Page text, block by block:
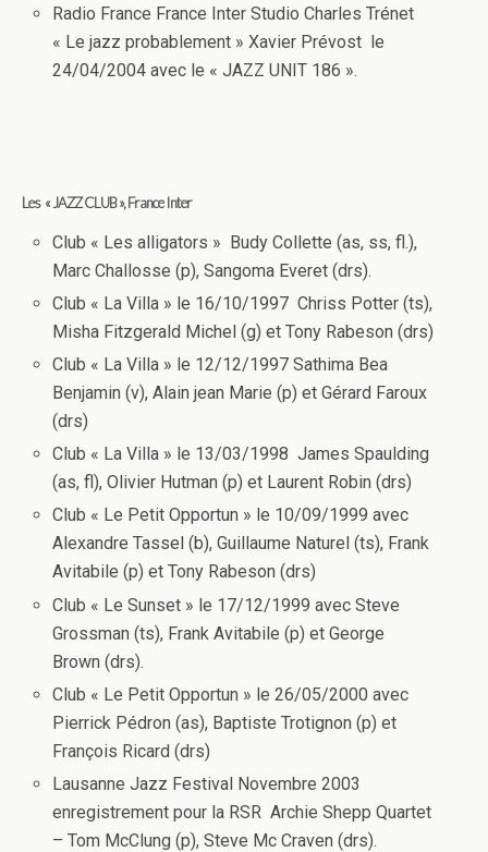
Radio France France Inter Studio Charles Trénet
« Le jazz probablement » Xavier Prévost le
24/04/2004 avec le « JAZZ UNIT 186 ».
Les « JAZZ CLUB », France Inter
Club « Les alligators » Budy Collette (as, ss, fl.),
Marc Challosse (p), Sangoma Everet (drs).
Club « La Villa » le 16/10/1997 Chriss Potter (ts),
Misha Fitzgerald Michel (g) et Tony Rabeson (drs)
Club « La Villa » le 12/12/1997 Sathima Bea
Benjamin (v), Alain jean Marie (p) et Gérard Faroux
(drs)
Club « La Villa » le 13/03/1998 James Spaulding
(as, fl), Olivier Hutman (p) et Laurent Robin (drs)
Club « Le Petit Opportun » le 10/09/1999 avec
Alexandre Tassel (b), Guillaume Naturel (ts), Frank
Avitabile (p) et Tony Rabeson (drs)
Club « Le Sunset » le 17/12/1999 avec Steve
Grossman (ts), Frank Avitabile (p) et George
Brown (drs).
Club « Le Petit Opportun » le 26/05/2000 avec
Pierrick Pédron (as), Baptiste Trotignon (p) et
François Ricard (drs)
Lausanne Jazz Festival Novembre 2003
enregistrement pour la RSR Archie Shepp Quartet
– Tom McClung (p), Steve Mc Craven (drs).